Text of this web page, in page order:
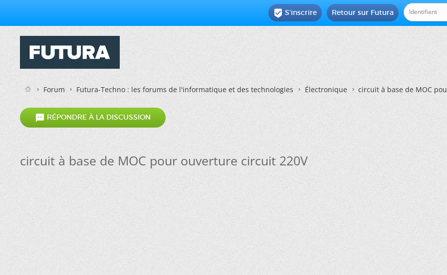
Retour sur Futura
 S'inscrire
Forum Futura-Techno : les forums de l'informatique et des technologies Électronique circuit à base de MOC
 RÉPONDRE À LA DISCUSSION
circuit à base de MOC pour ouverture circuit 220V